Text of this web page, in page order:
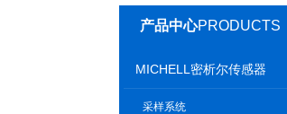
产品中心PRODUCTS
MICHELL密析尔传感器
采样系统